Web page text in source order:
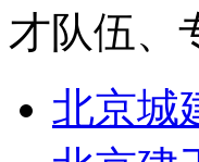
才队伍、
北京城